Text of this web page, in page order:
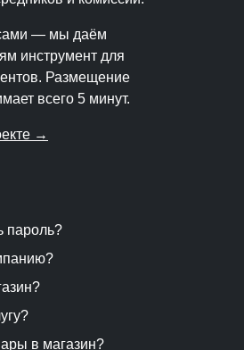
— мы даём
инструмент для
Размещение
всего 5 минут.
→
пароль?
в магазин?